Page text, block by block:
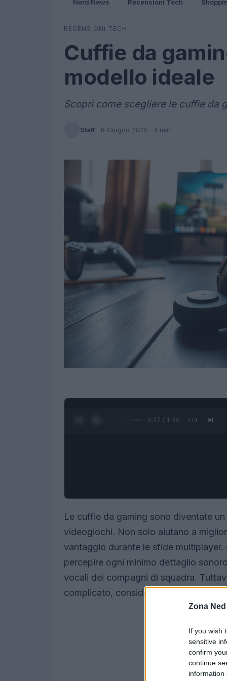
Zona Ned
If you wish
sensitive
confirm
continue
information
Nerd News Recensioni Tech
RECENSIONI TECH
Cuffie da
modello ideale
Scopri come scegliere le cuffie da
Staff · 8 Giugno 2025 · 4 min
0:28 / 1:50 1 /4
Le cuffie da gaming sono diventate
videogiochi. Non solo aiutano a
vantaggio durante le sfide
percepire ogni minimo dettaglio
vocali dei compagni di squadra.
complicato, considerando la vasta